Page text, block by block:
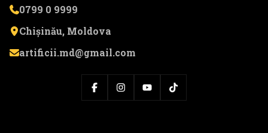
0799 0 9999
Chișinău, Moldova
artificii.md@gmail.com